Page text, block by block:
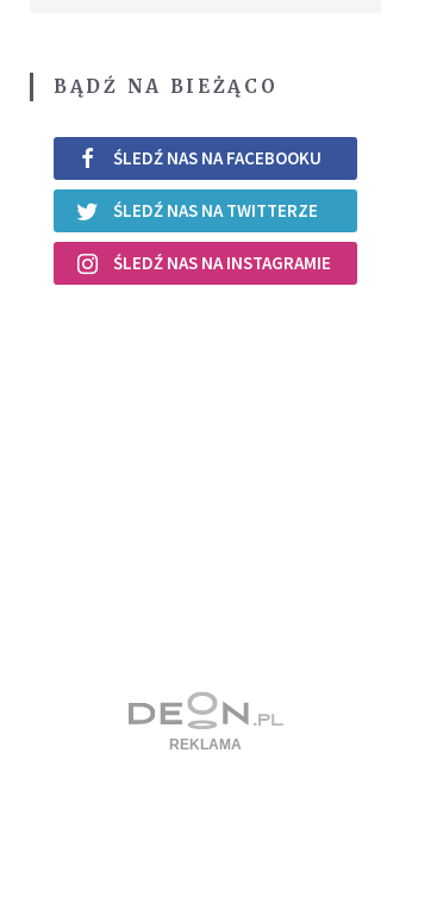
BĄDŹ NA BIEŻĄCO
ŚLEDŹ NAS NA FACEBOOKU
ŚLEDŹ NAS NA TWITTERZE
ŚLEDŹ NAS NA INSTAGRAMIE